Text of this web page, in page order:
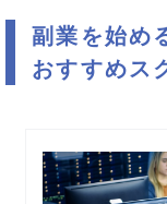
副業を始め
おすすめス